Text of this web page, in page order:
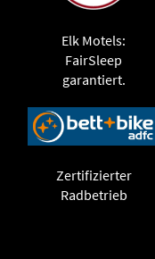
Elk Motels:
FairSleep
garantiert.
Zertifizierter
Radbetrieb